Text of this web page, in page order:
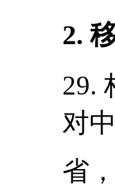
2.
29.
对
省